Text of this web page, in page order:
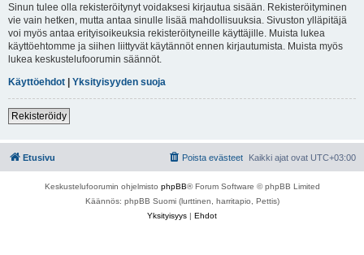
Sinun tulee olla rekisteröitynyt voidaksesi kirjautua sisään. Rekisteröityminen
vie vain hetken, mutta antaa sinulle lisää mahdollisuuksia. Sivuston ylläpitäjä
voi myös antaa erityisoikeuksia rekisteröityneille käyttäjille. Muista lukea
käyttöehtomme ja siihen liittyvät käytännöt ennen kirjautumista. Muista myös
lukea keskustelufoorumin säännöt.
Käyttöehdot | Yksityisyyden suoja
Rekisteröidy
Etusivu Kaikki ajat ovat UTC+03:00
Poista evästeet
Keskustelufoorumin ohjelmisto phpBB® Forum Software © phpBB Limited
Käännös: phpBB Suomi (lurttinen, harritapio, Pettis)
Yksityisyys | Ehdot